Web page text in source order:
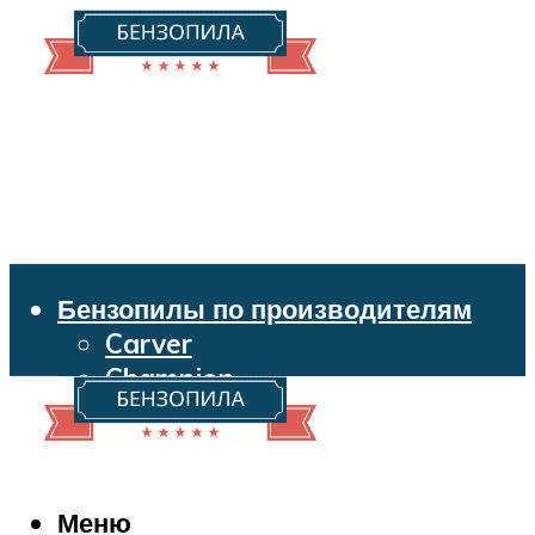
Бензопилы по производителям
Carver
Champion
Echo
Husqvarna
Makita
Меню